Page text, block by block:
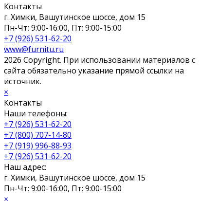
Контакты
г. Химки, Вашутинское шоссе, дом 15
Пн-Чт: 9:00-16:00, Пт: 9:00-15:00
+7 (926) 531-62-20
www@furnitu.ru
2026 Copyright. При использовании материалов с
сайта обязательно указание прямой ссылки на
источник.
×
Контакты
Наши телефоны:
+7 (926) 531-62-20
+7 (800) 707-14-80
+7 (919) 996-88-93
+7 (926) 531-62-20
Наш адрес:
г. Химки, Вашутинское шоссе, дом 15
Пн-Чт: 9:00-16:00, Пт: 9:00-15:00
×